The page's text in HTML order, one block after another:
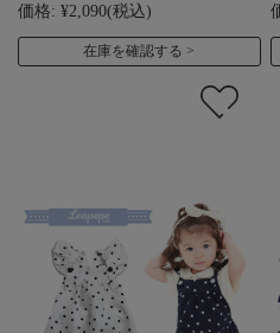
価格: ¥2,090(税込)
在庫を確認する